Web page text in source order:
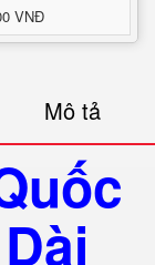
VNĐ
Mô tả